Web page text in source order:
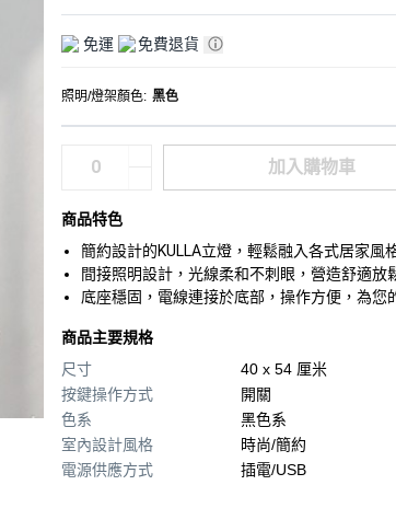
免運 免費退貨
照明/燈架顏色: 黑色
加入購物車
商品特色
簡約設計的KULLA立燈，輕鬆融入各式居家風
間接照明設計，光線柔和不刺眼，營造舒適放
底座穩固，電線連接於底部，操作方便，為您
商品主要規格
尺寸
40 x 54 厘米
按鍵操作方式
開關
色系
黑色系
室內設計風格
時尚/簡約
電源供應方式
插電/USB